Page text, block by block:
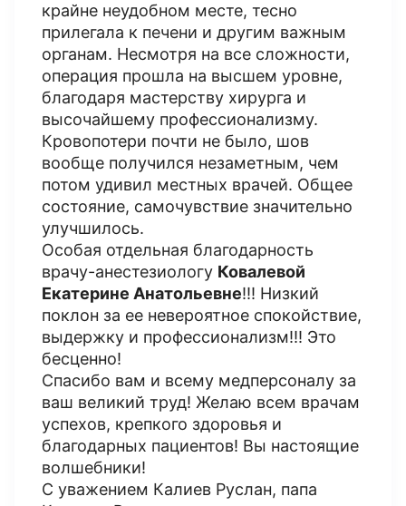
крайне неудобном месте, тесно
прилегала к печени и другим важным
органам. Несмотря на все сложности,
операция прошла на высшем уровне,
благодаря мастерству хирурга и
высочайшему профессионализму.
Кровопотери почти не было, шов
вообще получился незаметным, чем
потом удивил местных врачей. Общее
состояние, самочувствие значительно
улучшилось.
Особая отдельная благодарность
врачу-анестезиологу Ковалевой
Екатерине Анатольевне!!! Низкий
поклон за ее невероятное спокойствие,
выдержку и профессионализм!!! Это
бесценно!
Спасибо вам и всему медперсоналу за
ваш великий труд! Желаю всем врачам
успехов, крепкого здоровья и
благодарных пациентов! Вы настоящие
волшебники!
С уважением Калиев Руслан, папа